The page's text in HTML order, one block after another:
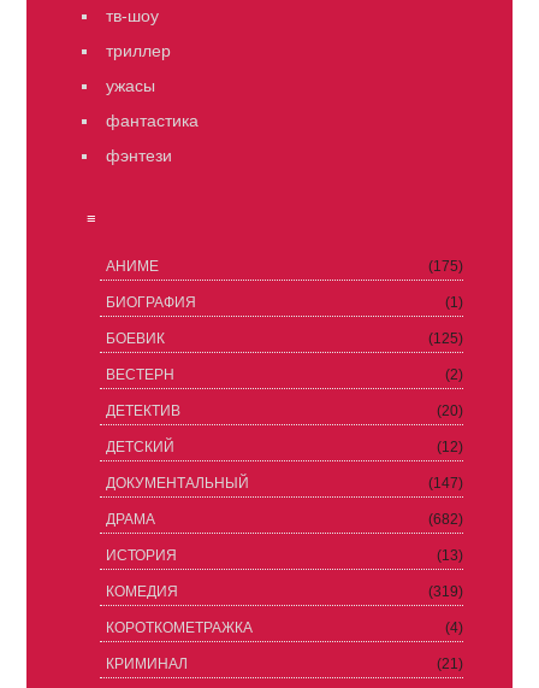
тв-шоу
триллер
ужасы
фантастика
фэнтези
≡
АНИМЕ (175)
БИОГРАФИЯ (1)
БОЕВИК (125)
ВЕСТЕРН (2)
ДЕТЕКТИВ (20)
ДЕТСКИЙ (12)
ДОКУМЕНТАЛЬНЫЙ (147)
ДРАМА (682)
ИСТОРИЯ (13)
КОМЕДИЯ (319)
КОРОТКОМЕТРАЖКА (4)
КРИМИНАЛ (21)